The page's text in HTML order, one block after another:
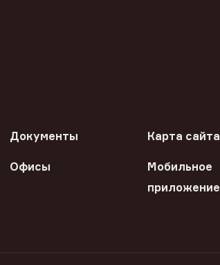
Документы Карта сайта
Офисы
Мобильное
приложение